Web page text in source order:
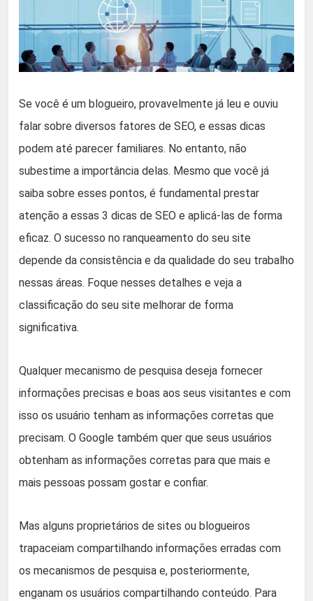
Se você é um blogueiro, provavelmente já leu e ouviu
falar sobre diversos fatores de SEO, e essas dicas
podem até parecer familiares. No entanto, não
subestime a importância delas. Mesmo que você já
saiba sobre esses pontos, é fundamental prestar
atenção a essas 3 dicas de SEO e aplicá-las de forma
eficaz. O sucesso no ranqueamento do seu site
depende da consistência e da qualidade do seu trabalho
nessas áreas. Foque nesses detalhes e veja a
classificação do seu site melhorar de forma
significativa.
Qualquer mecanismo de pesquisa deseja fornecer
informações precisas e boas aos seus visitantes e com
isso os usuário tenham as informações corretas que
precisam. O Google também quer que seus usuários
obtenham as informações corretas para que mais e
mais pessoas possam gostar e confiar.
Mas alguns proprietários de sites ou blogueiros
trapaceiam compartilhando informações erradas com
os mecanismos de pesquisa e, posteriormente,
enganam os usuários compartilhando conteúdo. Para